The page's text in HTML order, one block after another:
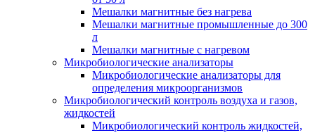
Мешалки магнитные без нагрева
Мешалки магнитные промышленные до 300
л
Мешалки магнитные с нагревом
Микробиологические анализаторы
Микробиологические анализаторы для
определения микроорганизмов
Микробиологический контроль воздуха и газов,
жидкостей
Микробиологический контроль жидкостей,